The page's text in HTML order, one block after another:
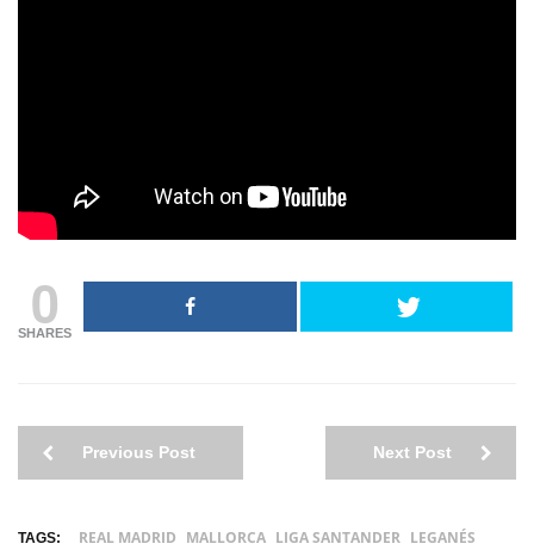
0
SHARES
Previous Post Next Post
TAGS: REAL MADRID MALLORCA LIGA SANTANDER LEGANÉS